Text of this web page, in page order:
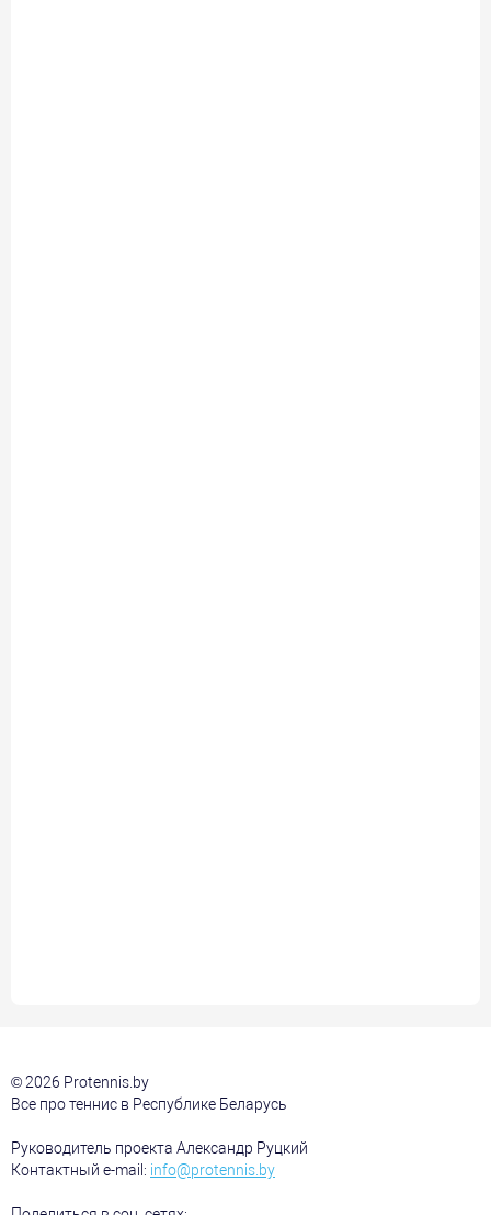
© 2026 Protennis.by
Все про теннис в Республике Беларусь
Руководитель проекта Александр Руцкий
Контактный e-mail: info@protennis.by